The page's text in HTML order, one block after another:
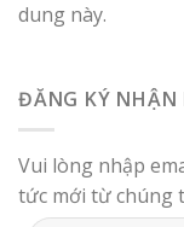
dung này.
ĐĂNG KÝ NHẬN
Vui lòng nhập
tức mới từ chúng